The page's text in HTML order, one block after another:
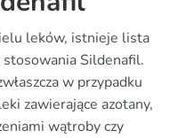
leków, istnieje lista
stosowania Sildenafil.
w przypadku
zawierające azotany,
wątroby czy